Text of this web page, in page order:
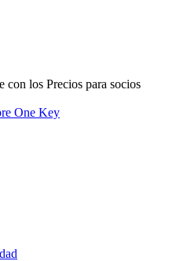
con los Precios para socios
One Key